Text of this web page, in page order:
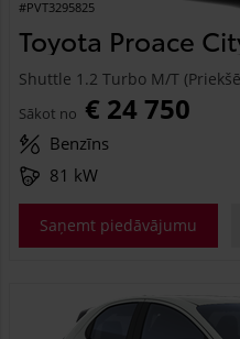
#PVT3295825
Toyota Proace
Shuttle 1.2 Turbo M/T
Sākot no € 24 750
Benzīns
81 kW
Saņemt piedāvājumu